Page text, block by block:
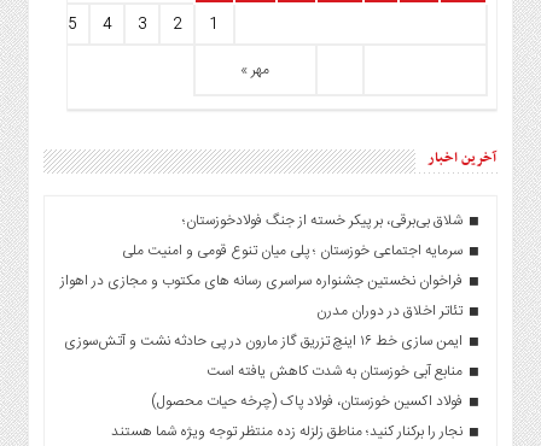
مهر »
1
2
3
4
5
آخرین اخبار
شلاق‌ بی‌برقی، بر پیکر خسته‌ از جنگ فولادخوزستان؛
سرمایه اجتماعی خوزستان ؛ پلی میان تنوع قومی و امنیت ملی
فراخوان نخستین جشنواره سراسری رسانه های مکتوب و مجازی در اهواز
تئاتر اخلاق در دوران مدرن
ایمن سازی خط ۱۶ اینچ تزریق گاز مارون در پی حادثه نشت و آتش‌سوزی
منابع آبی خوزستان به شدت کاهش یافته است
فولاد اکسین خوزستان، فولاد پاک (چرخه حیات محصول)
نجار را برکنار کنید؛ مناطق زلزله زده منتظر توجه ویژه شما هستند